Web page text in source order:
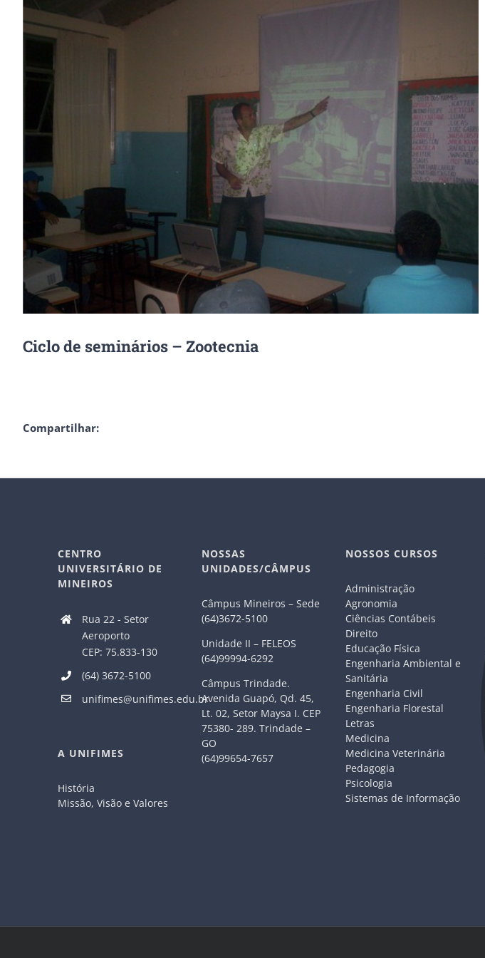
Image
Ciclo de seminários – Zootecnia
Compartilhar:
CENTRO
UNIVERSITÁRIO DE
MINEIROS
Rua 22 - Setor
Aeroporto
CEP: 75.833-130
(64) 3672-5100
unifimes@unifimes.edu.br
A UNIFIMES
História
Missão, Visão e Valores
NOSSAS
UNIDADES/CÂMPUS
Câmpus Mineiros – Sede
(64)3672-5100
Unidade II – FELEOS
(64)99994-6292
Câmpus Trindade.
Avenida Guapó, Qd. 45,
Lt. 02, Setor Maysa I. CEP
75380- 289. Trindade –
GO
(64)99654-7657
NOSSOS CURSOS
Administração
Agronomia
Ciências Contábeis
Direito
Educação Física
Engenharia Ambiental e
Sanitária
Engenharia Civil
Engenharia Florestal
Letras
Medicina
Medicina Veterinária
Pedagogia
Psicologia
Sistemas de Informação